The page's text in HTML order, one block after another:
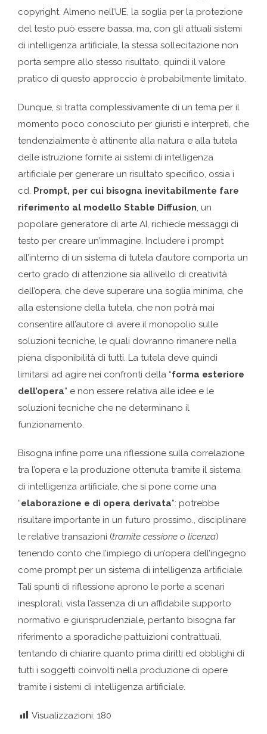
copyright. Almeno nell’UE, la soglia per la protezione
del testo può essere bassa, ma, con gli attuali sistemi
di intelligenza artificiale, la stessa sollecitazione non
porta sempre allo stesso risultato, quindi il valore
pratico di questo approccio è probabilmente limitato.
Dunque, si tratta complessivamente di un tema per il
momento poco conosciuto per giuristi e interpreti, che
tendenzialmente è attinente alla natura e alla tutela
delle istruzione fornite ai sistemi di intelligenza
artificiale per generare un risultato specifico, ossia i
cd. Prompt, per cui bisogna inevitabilmente fare
riferimento al modello Stable Diffusion, un
popolare generatore di arte AI, richiede messaggi di
testo per creare un’immagine. Includere i prompt
all’interno di un sistema di tutela d’autore comporta un
certo grado di attenzione sia allivello di creatività
dell’opera, che deve superare una soglia minima, che
alla estensione della tutela, che non potrà mai
consentire all’autore di avere il monopolio sulle
soluzioni tecniche, le quali dovranno rimanere nella
piena disponibilità di tutti. La tutela deve quindi
limitarsi ad agire nei confronti della “forma esteriore
dell’opera” e non essere relativa alle idee e le
soluzioni tecniche che ne determinano il
funzionamento.
Bisogna infine porre una riflessione sulla correlazione
tra l’opera e la produzione ottenuta tramite il sistema
di intelligenza artificiale, che si pone come una
“elaborazione e di opera derivata”: potrebbe
risultare importante in un futuro prossimo., disciplinare
le relative transazioni (tramite cessione o licenza)
tenendo conto che l’impiego di un’opera dell’ingegno
come prompt per un sistema di intelligenza artificiale.
Tali spunti di riflessione aprono le porte a scenari
inesplorati, vista l’assenza di un affidabile supporto
normativo e giurisprudenziale, pertanto bisogna far
riferimento a sporadiche pattuizioni contrattuali,
tentando di chiarire quanto prima diritti ed obblighi di
tutti i soggetti coinvolti nella produzione di opere
tramite i sistemi di intelligenza artificiale.
Visualizzazioni: 180